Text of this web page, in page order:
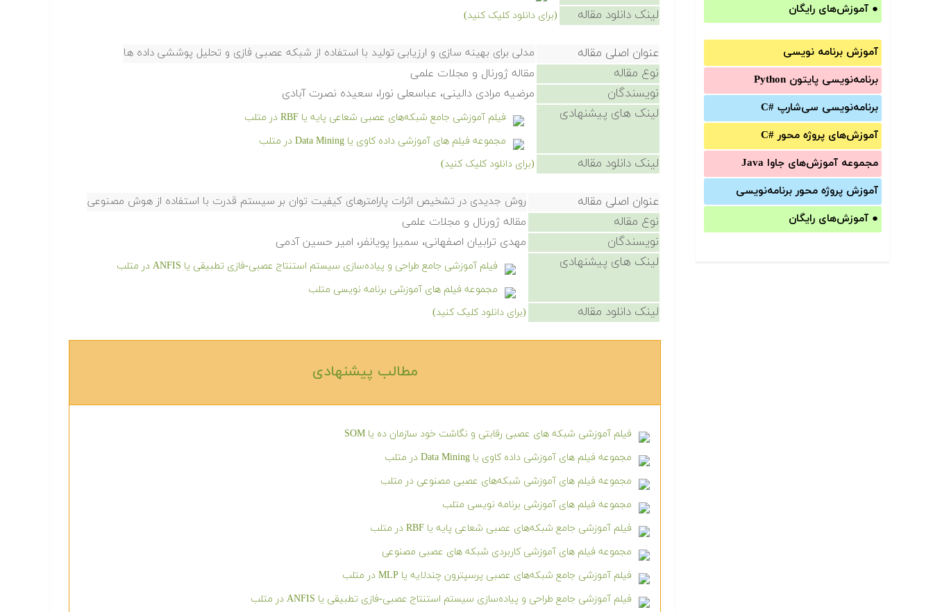
● آموزش‌های رایگان
آموزش برنامه نویسی
برنامه‌نویسی پایتون Python
برنامه‌‌نویسی سی‌شارپ C#‎
آموزش‌های پروژه محور #C
مجموعه آموزش‌های جاوا Java
آموزش‌ پروژه محور برنامه‌نویسی
● آموزش‌های رایگان
لینک دانلود مقاله (برای دانلود کلیک کنید)
عنوان اصلی مقاله مدلی برای بهینه سازی و ارزیابی تولید با استفاده از شبکه عصبی فازی و تحلیل پوششی داده ها
نوع مقاله مقاله ژورنال و مجلات علمی
نویسندگان مرضیه مرادی دالینی، عباسعلی نورا، سعیده نصرت آبادی
لینک های پیشنهادی
فیلم آموزشی جامع شبکه‌های عصبی شعاعی پایه یا RBF در متلب
مجموعه فیلم های آموزشی داده کاوی یا Data Mining در متلب
لینک دانلود مقاله (برای دانلود کلیک کنید)
عنوان اصلی مقاله روش جدیدی در تشخیص اثرات پارامترهای كیفیت توان بر سیستم قدرت با استفاده از هوش مصنوعی
نوع مقاله مقاله ژورنال و مجلات علمی
نویسندگان مهدی ترابیان اصفهانی، سمیرا پویانفر، امیر حسین آدمی
لینک های پیشنهادی
فیلم آموزشی جامع طراحی و پیاده‌سازی سیستم استنتاج عصبی-فازی تطبیقی یا ANFIS در متلب
مجموعه فیلم های آموزشی برنامه نویسی متلب
لینک دانلود مقاله (برای دانلود کلیک کنید)
مطالب پیشنهادی‎
فیلم آموزشی شبکه های عصبی رقابتی و نگاشت خود سازمان ده یا SOM
مجموعه فیلم های آموزشی داده کاوی یا Data Mining در متلب
مجموعه فیلم های آموزشی شبکه‌های عصبی مصنوعی در متلب
مجموعه فیلم های آموزشی برنامه نویسی متلب
فیلم آموزشی جامع شبکه‌های عصبی شعاعی پایه یا RBF در متلب
مجموعه فیلم های آموزشی کاربردی شبکه های عصبی مصنوعی
فیلم آموزشی جامع شبکه‌های عصبی پرسپترون چندلایه یا MLP در متلب
فیلم آموزشی جامع طراحی و پیاده‌سازی سیستم استنتاج عصبی-فازی تطبیقی یا ANFIS در متلب